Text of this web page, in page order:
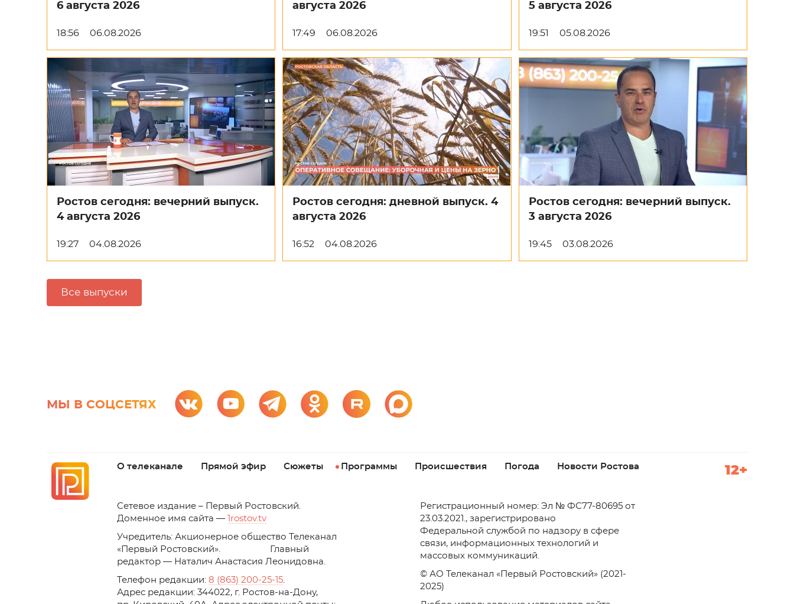
6 августа 2026
18:56 06.08.2026
августа 2026
17:49 06.08.2026
5 августа 2026
19:51 05.08.2026
Ростов сегодня: вечерний выпуск.
4 августа 2026
19:27 04.08.2026
Ростов сегодня: дневной выпуск. 4
августа 2026
16:52 04.08.2026
Ростов сегодня: вечерний выпуск.
3 августа 2026
19:45 03.08.2026
Все выпуски
МЫ В СОЦСЕТЯХ
О телеканале Прямой эфир Сюжеты Программы Происшествия Погода Новости Ростова 12+
Cетевое издание – Первый Ростовский.
Доменное имя сайта —
1rostov.tv
Учредитель: Акционерное общество Телеканал
«Первый Ростовский». Главный
редактор — Наталич Анастасия Леонидовна.
Телефон редакции: 8 (863) 200-25-15.
Адрес редакции: 344022, г. Ростов-на-Дону,
Регистрационный номер: Эл № ФС77-80695 от
23.03.2021., зарегистрировано
Федеральной службой по надзору в сфере
связи, информационных технологий и
массовых коммуникаций.
© АО Телеканал «Первый Ростовский» (2021-
2025)